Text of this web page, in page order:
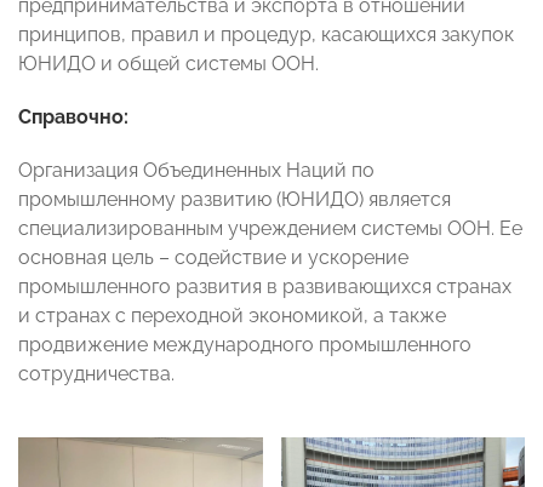
предпринимательства и экспорта в отношении
принципов, правил и процедур, касающихся закупок
ЮНИДО и общей системы ООН.
Справочно:
Организация Объединенных Наций по
промышленному развитию (ЮНИДО) является
специализированным учреждением системы ООН. Ее
основная цель – содействие и ускорение
промышленного развития в развивающихся странах
и странах с переходной экономикой, а также
продвижение международного промышленного
сотрудничества.